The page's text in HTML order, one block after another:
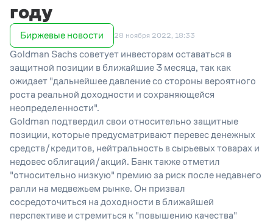
году
Биржевые новости 28 ноября 2022, 18:33
Goldman Sachs советует инвесторам оставаться в
защитной позиции в ближайшие 3 месяца, так как
ожидает "дальнейшее давление со стороны вероятного
роста реальной доходности и сохраняющейся
неопределенности".
Goldman подтвердил свои относительно защитные
позиции, которые предусматривают перевес денежных
средств/кредитов, нейтральность в сырьевых товарах и
недовес облигаций/акций. Банк также отметил
"относительно низкую" премию за риск после недавнего
ралли на медвежьем рынке. Он призвал
сосредоточиться на доходности в ближайшей
перспективе и стремиться к "повышению качества"